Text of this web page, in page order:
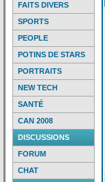
FAITS DIVERS
SPORTS
PEOPLE
POTINS DE STARS
PORTRAITS
NEW TECH
SANTÉ
CAN 2008
DISCUSSIONS
FORUM
CHAT